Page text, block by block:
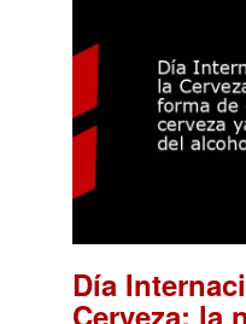
Día
Cerveza: la